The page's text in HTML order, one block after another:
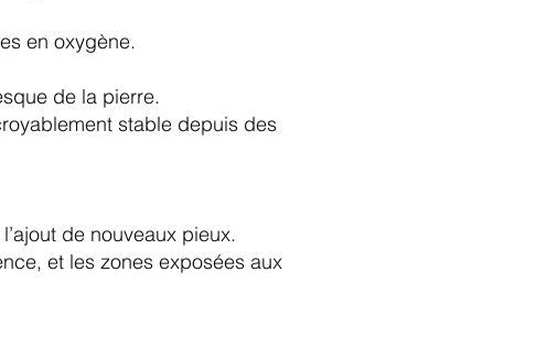
en oxygène.
de la pierre.
stable depuis des
de nouveaux pieux.
et les zones exposées aux